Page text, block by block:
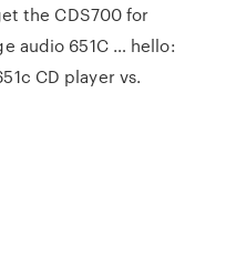
the CDS700 for
audio 651C … hello:
CD player vs.